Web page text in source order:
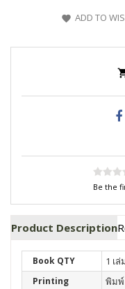
ADD TO
Be the
Product Description
Book QTY 1 เล่
Printing พิมพ์